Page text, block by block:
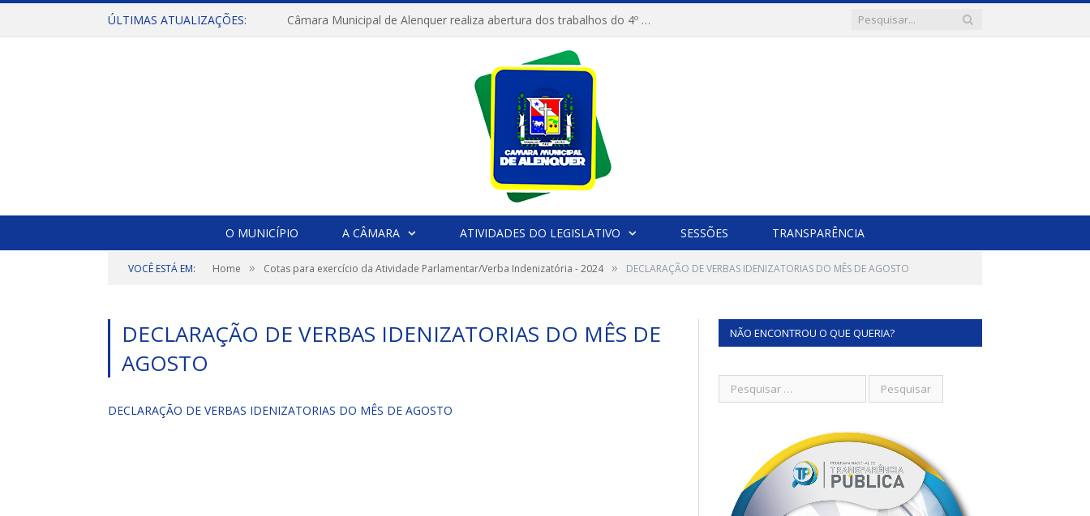
ÚLTIMAS ATUALIZAÇÕES: Câmara Municipal de Alenquer realiza abertura dos trabalhos do 4º Período Legislativo
O MUNICÍPIO A CÂMARA ATIVIDADES DO LEGISLATIVO SESSÕES TRANSPARÊNCIA
VOCÊ ESTÁ EM: Home » Cotas para exercício da Atividade Parlamentar/Verba Indenizatória - 2024 » DECLARAÇÃO DE VERBAS IDENIZATORIAS DO MÊS DE AGOSTO
DECLARAÇÃO DE VERBAS IDENIZATORIAS DO MÊS DE
AGOSTO
DECLARAÇÃO DE VERBAS IDENIZATORIAS DO MÊS DE AGOSTO
NÃO ENCONTROU O QUE QUERIA?